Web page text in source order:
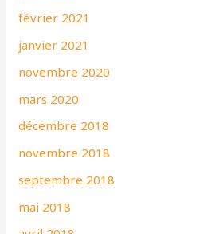
février 2021
janvier 2021
novembre 2020
mars 2020
décembre 2018
novembre 2018
septembre 2018
mai 2018